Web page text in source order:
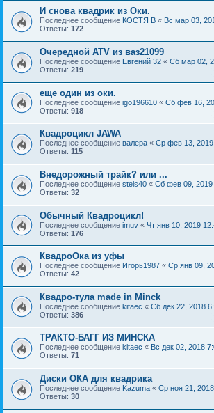
И снова квадрик из Оки.
Последнее сообщение КОСТЯ В « Вс мар 03,
Ответы: 172
Очередной ATV из ваз21099
Последнее сообщение Евгений 32 « Сб мар 02,
Ответы: 219
еще один из оки.
Последнее сообщение igo196610 « Сб фев 16,
Ответы: 918
Квадроцикл JAWA
Последнее сообщение валера « Ср фев 13, 2019
Ответы: 115
Внедорожный трайк? или ...
Последнее сообщение stels40 « Сб фев 09, 2019
Ответы: 32
Обычный Квадроцикл!
Последнее сообщение imuv « Чт янв 10, 2019
Ответы: 176
КвадроОка из уфы
Последнее сообщение Игорь1987 « Ср янв 09,
Ответы: 42
Квадро-тула made in Minck
Последнее сообщение kitaec « Сб дек 22, 2018
Ответы: 386
ТРАКТО-БАГГ ИЗ МИНСКА
Последнее сообщение kitaec « Вс дек 02, 2018
Ответы: 71
Диски ОКА для квадрика
Последнее сообщение Kazuma « Ср ноя 21,
Ответы: 30